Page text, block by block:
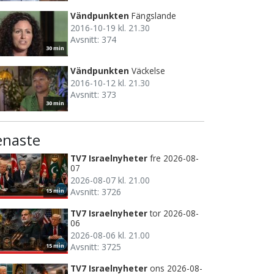
30 min
Vändpunkten Fängslande
2016-10-19 kl. 21.30
Avsnitt: 374
30 min
Vändpunkten Väckelse
2016-10-12 kl. 21.30
Avsnitt: 373
15 min
TV7 Israelnyheter fre 2026-08-
07
2026-08-07 kl. 21.00
Avsnitt: 3726
15 min
TV7 Israelnyheter tor 2026-08-
06
2026-08-06 kl. 21.00
Avsnitt: 3725
TV7 Israelnyheter ons 2026-08-